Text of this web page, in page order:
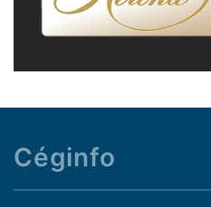
Céginfo